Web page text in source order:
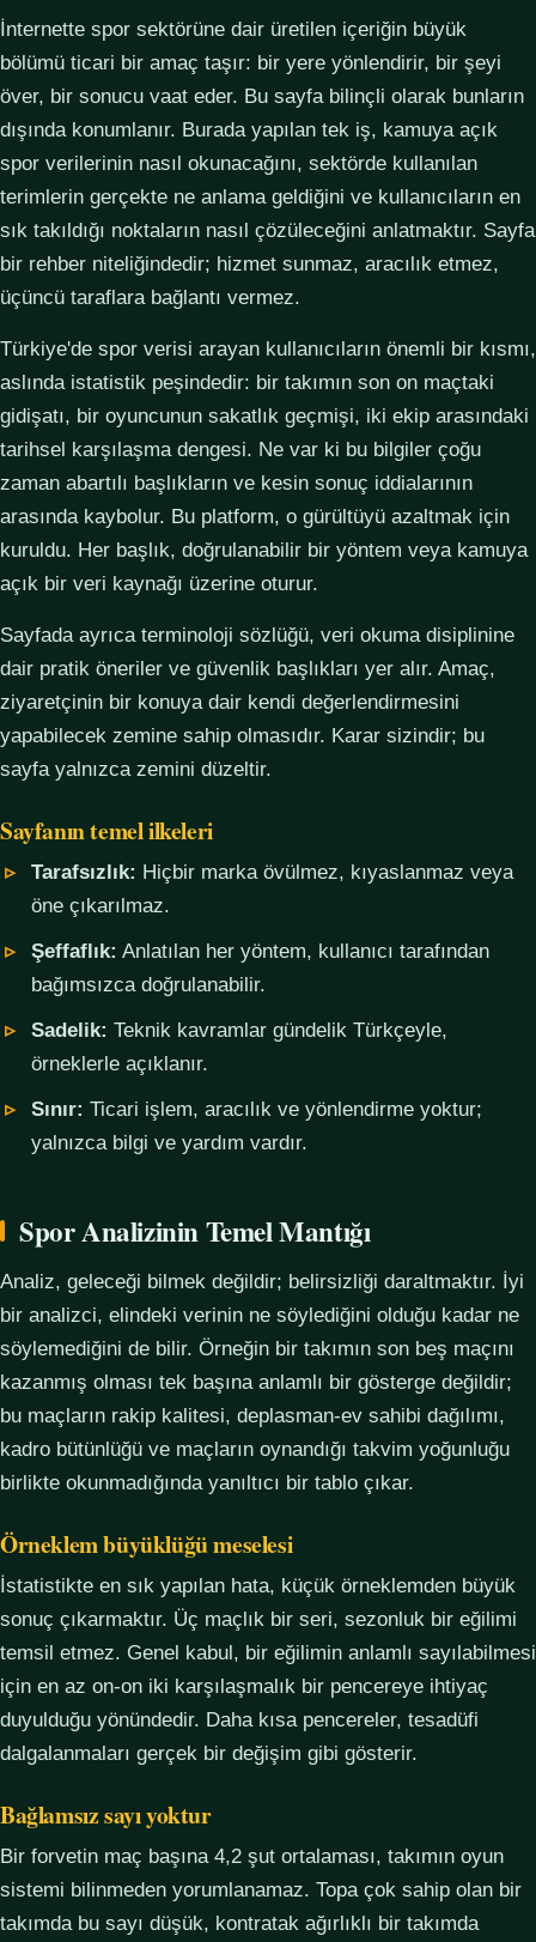
İnternette spor sektörüne dair üretilen içeriğin büyük
bölümü ticari bir amaç taşır: bir yere yönlendirir, bir şeyi
över, bir sonucu vaat eder. Bu sayfa bilinçli olarak bunların
dışında konumlanır. Burada yapılan tek iş, kamuya açık
spor verilerinin nasıl okunacağını, sektörde kullanılan
terimlerin gerçekte ne anlama geldiğini ve kullanıcıların en
sık takıldığı noktaların nasıl çözüleceğini anlatmaktır. Sayfa
bir rehber niteliğindedir; hizmet sunmaz, aracılık etmez,
üçüncü taraflara bağlantı vermez.
Türkiye'de spor verisi arayan kullanıcıların önemli bir kısmı,
aslında istatistik peşindedir: bir takımın son on maçtaki
gidişatı, bir oyuncunun sakatlık geçmişi, iki ekip arasındaki
tarihsel karşılaşma dengesi. Ne var ki bu bilgiler çoğu
zaman abartılı başlıkların ve kesin sonuç iddialarının
arasında kaybolur. Bu platform, o gürültüyü azaltmak için
kuruldu. Her başlık, doğrulanabilir bir yöntem veya kamuya
açık bir veri kaynağı üzerine oturur.
Sayfada ayrıca terminoloji sözlüğü, veri okuma disiplinine
dair pratik öneriler ve güvenlik başlıkları yer alır. Amaç,
ziyaretçinin bir konuya dair kendi değerlendirmesini
yapabilecek zemine sahip olmasıdır. Karar sizindir; bu
sayfa yalnızca zemini düzeltir.
Sayfanın temel ilkeleri
Tarafsızlık: Hiçbir marka övülmez, kıyaslanmaz veya
öne çıkarılmaz.
Şeffaflık: Anlatılan her yöntem, kullanıcı tarafından
bağımsızca doğrulanabilir.
Sadelik: Teknik kavramlar gündelik Türkçeyle,
örneklerle açıklanır.
Sınır: Ticari işlem, aracılık ve yönlendirme yoktur;
yalnızca bilgi ve yardım vardır.
Spor Analizinin Temel Mantığı
Analiz, geleceği bilmek değildir; belirsizliği daraltmaktır. İyi
bir analizci, elindeki verinin ne söylediğini olduğu kadar ne
söylemediğini de bilir. Örneğin bir takımın son beş maçını
kazanmış olması tek başına anlamlı bir gösterge değildir;
bu maçların rakip kalitesi, deplasman-ev sahibi dağılımı,
kadro bütünlüğü ve maçların oynandığı takvim yoğunluğu
birlikte okunmadığında yanıltıcı bir tablo çıkar.
Örneklem büyüklüğü meselesi
İstatistikte en sık yapılan hata, küçük örneklemden büyük
sonuç çıkarmaktır. Üç maçlık bir seri, sezonluk bir eğilimi
temsil etmez. Genel kabul, bir eğilimin anlamlı sayılabilmesi
için en az on-on iki karşılaşmalık bir pencereye ihtiyaç
duyulduğu yönündedir. Daha kısa pencereler, tesadüfi
dalgalanmaları gerçek bir değişim gibi gösterir.
Bağlamsız sayı yoktur
Bir forvetin maç başına 4,2 şut ortalaması, takımın oyun
sistemi bilinmeden yorumlanamaz. Topa çok sahip olan bir
takımda bu sayı düşük, kontratak ağırlıklı bir takımda